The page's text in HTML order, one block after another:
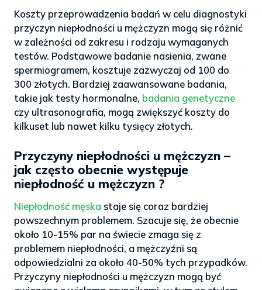
Koszty przeprowadzenia badań w celu diagnostyki
przyczyn niepłodności u mężczyzn mogą się różnić
w zależności od zakresu i rodzaju wymaganych
testów. Podstawowe badanie nasienia, zwane
spermiogramem, kosztuje zazwyczaj od 100 do
300 złotych. Bardziej zaawansowane badania,
takie jak testy hormonalne, badania genetyczne
czy ultrasonografia, mogą zwiększyć koszty do
kilkuset lub nawet kilku tysięcy złotych.
Przyczyny niepłodności u mężczyzn –
jak często obecnie występuje
niepłodność u mężczyzn ?
Niepłodność męska staje się coraz bardziej
powszechnym problemem. Szacuje się, że obecnie
około 10-15% par na świecie zmaga się z
problemem niepłodności, a mężczyźni są
odpowiedzialni za około 40-50% tych przypadków.
Przyczyny niepłodności u mężczyzn mogą być